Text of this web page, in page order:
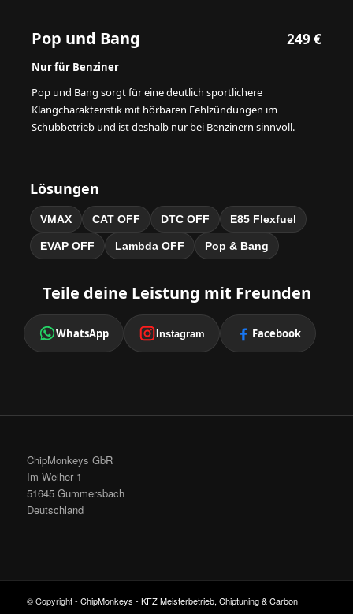
Pop und Bang 249 €
Nur für Benziner
Pop und Bang sorgt für eine deutlich sportlichere
Klangcharakteristik mit hörbaren Fehlzündungen im
Schubbetrieb und ist deshalb nur bei Benzinern sinnvoll.
Lösungen
VMAX CAT OFF DTC OFF E85 Flexfuel
EVAP OFF Lambda OFF Pop & Bang
Teile deine Leistung mit Freunden
WhatsApp Instagram Facebook
ChipMonkeys GbR
Im Weiher 1
51645 Gummersbach
Deutschland
© Copyright - ChipMonkeys - KFZ Meisterbetrieb, Chiptuning & Carbon